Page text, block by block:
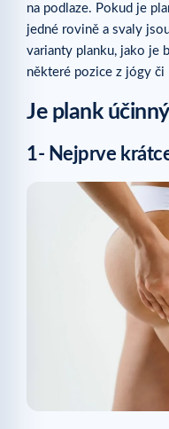
na podlaze. Pokud je
jedné rovině a svaly
varianty planku, jako je
některé pozice z jógy či
Je plank
1- Nejprve